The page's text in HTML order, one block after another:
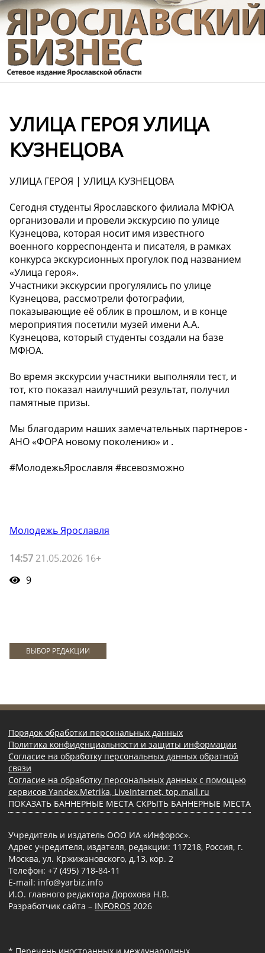
УЛИЦА ГЕРОЯ УЛИЦА
КУЗНЕЦОВА
УЛИЦА ГЕРОЯ | УЛИЦА КУЗНЕЦОВА
Сегодня студенты Ярославского филиала МФЮА
организовали и провели экскурсию по улице
Кузнецова, которая носит имя известного
военного корреспондента и писателя, в рамках
конкурса экскурсионных прогулок под названием
«Улица героя».
Участники экскурсии прогулялись по улице
Кузнецова, рассмотрели фотографии,
показывающие её облик в прошлом, и в конце
мероприятия посетили музей имени А.А.
Кузнецова, который студенты создали на базе
МФЮА.
Во время экскурсии участники выполняли тест, и
тот, кто показал наилучший результат, получил
памятные призы.
Мы благодарим наших замечательных партнеров -
АНО «ФОРА новому поколению» и .
#МолодежьЯрославля #всевозможно
Молодежь Ярославля
14:57 21.05.2026 16+
9
ВЫБОР РЕДАКЦИИ
Порядок обработки персональных данных
Политика конфиденциальности и защиты информации
Согласие на обработку персональных данных обратной
связи
Согласие на обработку персональных данных с помощью
сервисов Yandex.Metrika, LiveInternet, top.mail.ru
ПОКАЗАТЬ БАННЕРНЫЕ МЕСТА СКРЫТЬ БАННЕРНЫЕ МЕСТА
Учредитель и издатель ООО ИА «Инфорос».
Адрес учредителя, издателя, редакции: 117218, Россия, г.
Москва, ул. Кржижановского, д.13, кор. 2
Телефон: +7 (495) 718-84-11
E-mail: info@yarbiz.info
И.О. главного редактора Дорохова Н.В.
Разработчик сайта – INFOROS 2026